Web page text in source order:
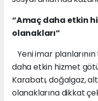
“Amaç daha etkin
olanakları”
Yeni imar
daha etkin hizmet
Karabatı, doğalgaz,
olanaklarına dikkat